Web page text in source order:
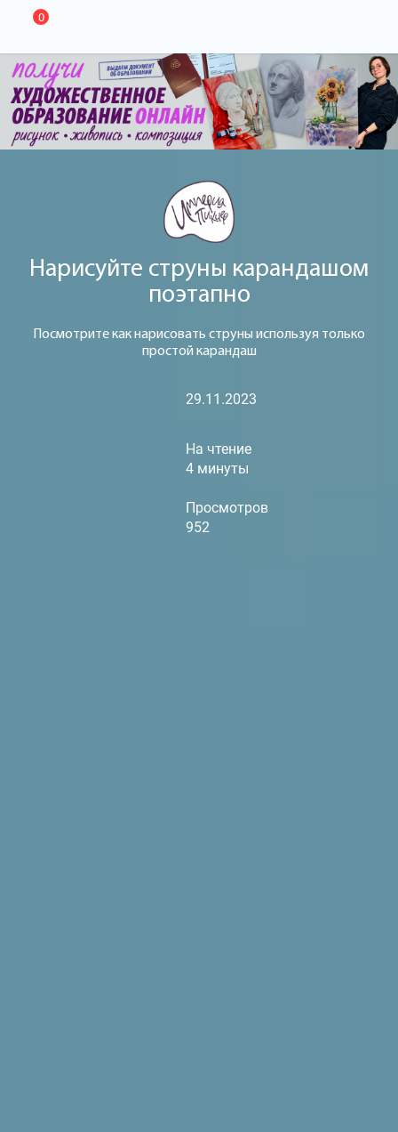
0
Нарисуйте струны карандашом
поэтапно
Посмотрите как нарисовать струны используя только
простой карандаш
29.11.2023
На чтение
4 минуты
Просмотров
952